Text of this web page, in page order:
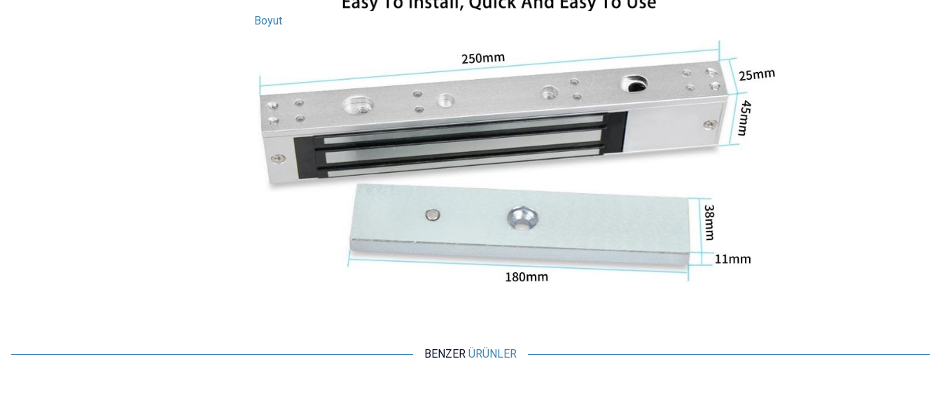
Boyut
BENZER ÜRÜNLER